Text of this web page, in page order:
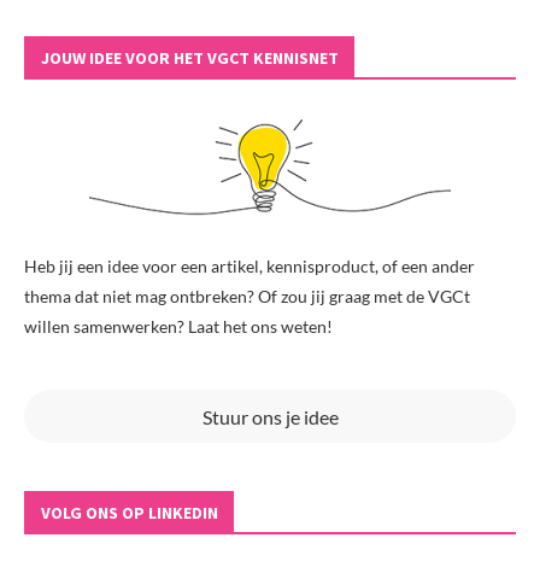
JOUW IDEE VOOR HET VGCT KENNISNET
Heb jij een idee voor een artikel, kennisproduct, of een ander
thema dat niet mag ontbreken? Of zou jij graag met de VGCt
willen samenwerken? Laat het ons weten!
Stuur ons je idee
VOLG ONS OP LINKEDIN